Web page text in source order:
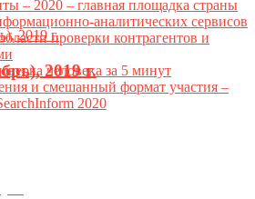
– 2020 – главная площадка страны
аналитических сервисов
проверки контрагентов и
человека за 5 минут
и смешанный формат участия –
2020
2019 г.